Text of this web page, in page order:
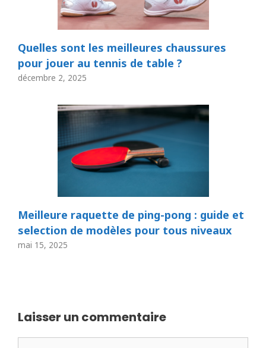
Quelles sont les meilleures chaussures
pour jouer au tennis de table ?
décembre 2, 2025
Meilleure raquette de ping-pong : guide et
selection de modèles pour tous niveaux
mai 15, 2025
Laisser un commentaire